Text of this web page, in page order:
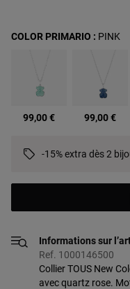
99,00 € 99,00 €
COLOR PRIMARIO : PINK
-15% extra dès 2
Informations sur
Ref. 1000146500
Collier TOUS New
avec quartz rose.